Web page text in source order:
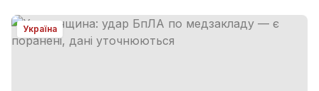
Україна